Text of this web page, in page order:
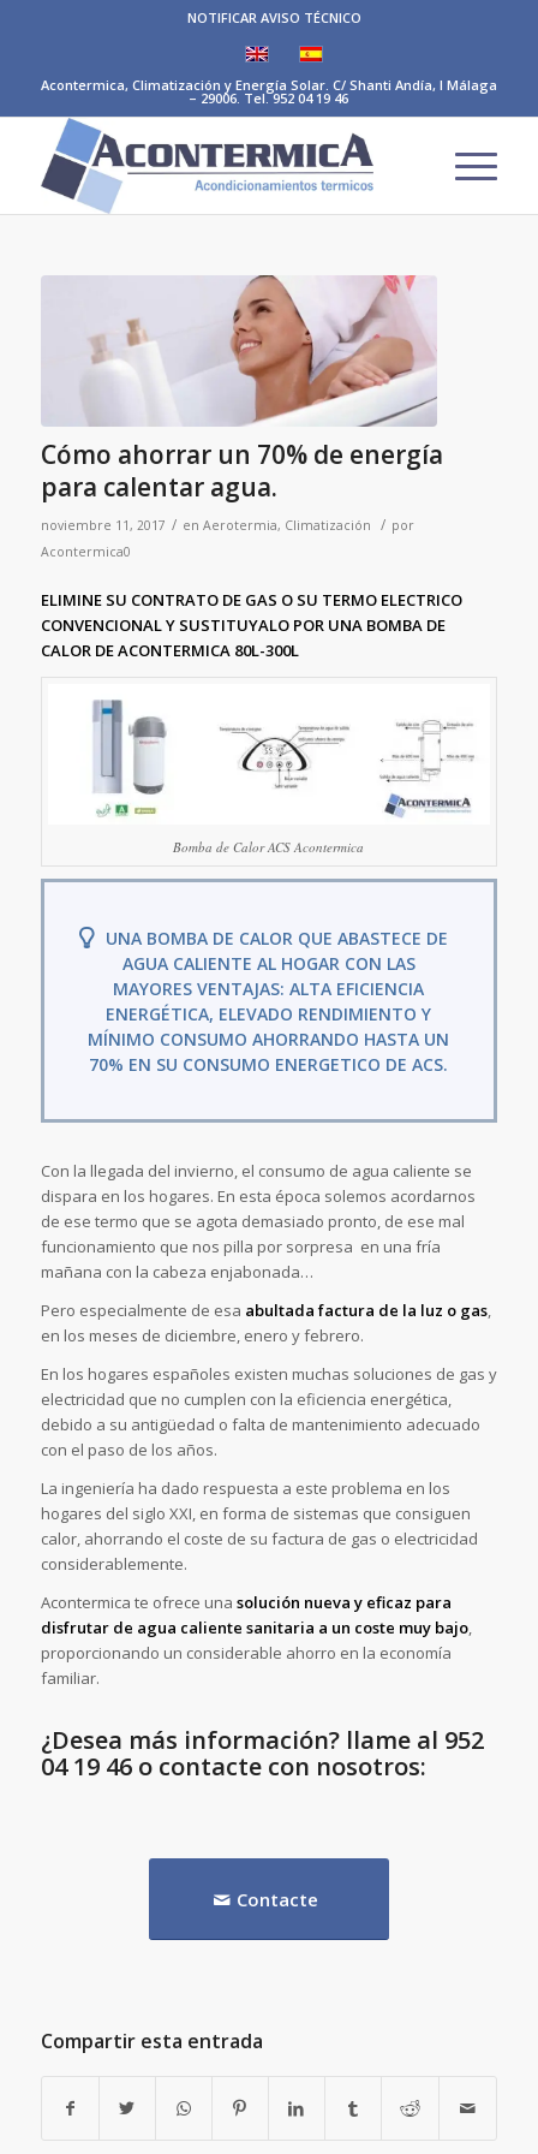
NOTIFICAR AVISO TÉCNICO
Acontermica, Climatización y Energía Solar. C/ Shanti Andía, I Málaga
– 29006. Tel. 952 04 19 46
Cómo ahorrar un 70% de energía
para calentar agua.
noviembre 11, 2017 / en Aerotermia, Climatización / por
Acontermica0
ELIMINE SU CONTRATO DE GAS O SU TERMO ELECTRICO
CONVENCIONAL Y SUSTITUYALO POR UNA BOMBA DE
CALOR DE ACONTERMICA 80L-300L
Bomba de Calor ACS Acontermica
UNA BOMBA DE CALOR QUE ABASTECE DE
AGUA CALIENTE AL HOGAR CON LAS
MAYORES VENTAJAS: ALTA EFICIENCIA
ENERGÉTICA, ELEVADO RENDIMIENTO Y
MÍNIMO CONSUMO AHORRANDO HASTA UN
70% EN SU CONSUMO ENERGETICO DE ACS.
Con la llegada del invierno, el consumo de agua caliente se
dispara en los hogares. En esta época solemos acordarnos
de ese termo que se agota demasiado pronto, de ese mal
funcionamiento que nos pilla por sorpresa en una fría
mañana con la cabeza enjabonada…
Pero especialmente de esa abultada factura de la luz o gas,
en los meses de diciembre, enero y febrero.
En los hogares españoles existen muchas soluciones de gas y
electricidad que no cumplen con la eficiencia energética,
debido a su antigüedad o falta de mantenimiento adecuado
con el paso de los años.
La ingeniería ha dado respuesta a este problema en los
hogares del siglo XXI, en forma de sistemas que consiguen
calor, ahorrando el coste de su factura de gas o electricidad
considerablemente.
Acontermica te ofrece una solución nueva y eficaz para
disfrutar de agua caliente sanitaria a un coste muy bajo,
proporcionando un considerable ahorro en la economía
familiar.
¿Desea más información? llame al 952
04 19 46 o contacte con nosotros:
Contacte
Compartir esta entrada